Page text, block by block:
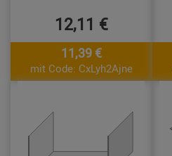
12,11 €
11,39 €
mit Code: CxLyh2Ajne